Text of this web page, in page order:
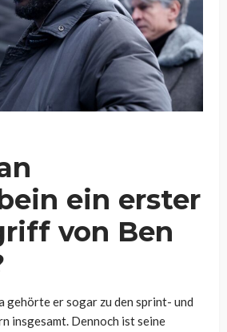
ein erster
von Ben
gehörte er sogar zu den sprint- und
insgesamt. Dennoch ist seine